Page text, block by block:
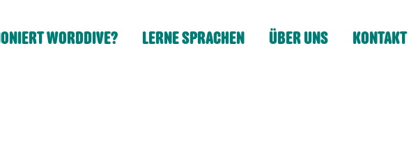
WORDDIVE? LERNE SPRACHEN ÜBER UNS KONTAKT